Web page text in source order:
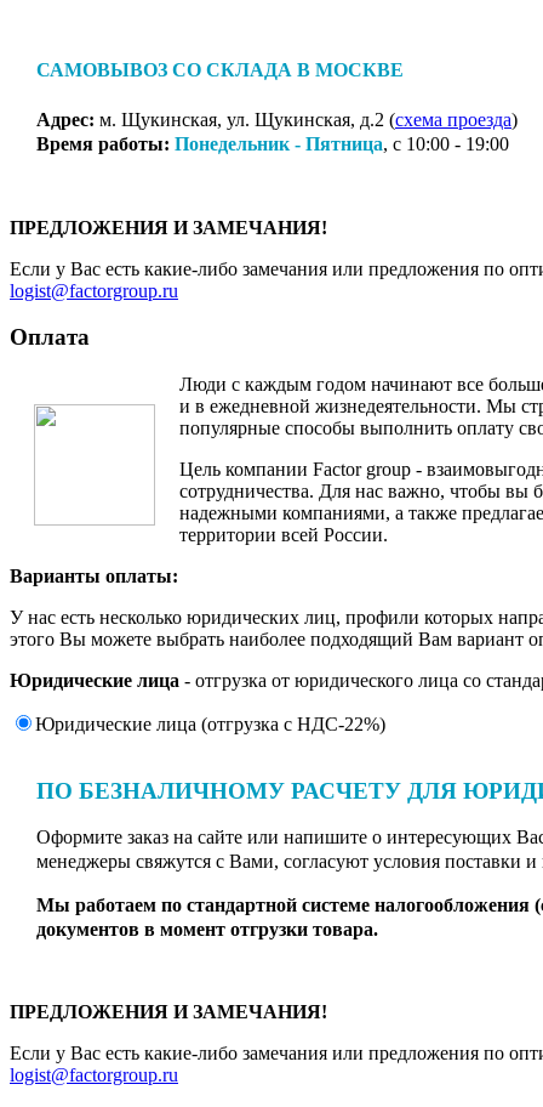
САМОВЫВОЗ СО СКЛАДА В МОСКВЕ
Адрес: м. Щукинская, ул. Щукинская, д.2 (схема проезда)
Время работы: Понедельник - Пятница, с 10:00 - 19:00
ПРЕДЛОЖЕНИЯ И ЗАМЕЧАНИЯ!
Если у Вас есть какие-либо замечания или предложения по
logist@factorgroup.ru
Оплата
Люди с каждым годом начинают все
и в ежедневной жизнедеятельности. Мы
популярные способы выполнить оплату
Цель компании Factor group -
сотрудничества. Для нас важно, чтобы вы
надежными компаниями, а также
территории всей России.
Варианты оплаты:
У нас есть несколько юридических лиц, профили которых
этого Вы можете выбрать наиболее подходящий Вам вариант
Юридические лица - отгрузка от юридического лица со
Юридические лица (отгрузка c НДС-22%)
ПО БЕЗНАЛИЧНОМУ РАСЧЕТУ ДЛЯ
Оформите заказ на сайте или напишите о интересующих
менеджеры свяжутся с Вами, согласуют условия поставки и
Мы работаем по стандартной системе
документов в момент отгрузки товара.
ПРЕДЛОЖЕНИЯ И ЗАМЕЧАНИЯ!
Если у Вас есть какие-либо замечания или предложения по
logist@factorgroup.ru